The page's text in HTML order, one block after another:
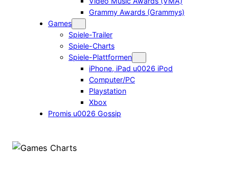
Grammy Awards (Grammys)
Games
Spiele-Trailer
Spiele-Charts
Spiele-Plattformen
iPhone, iPad u0026 iPod
Computer/PC
Playstation
Xbox
Promis u0026 Gossip